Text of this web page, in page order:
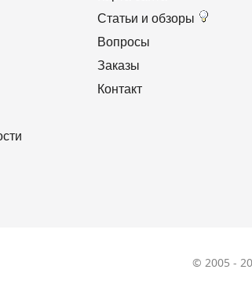
Статьи и обзоры
Вопросы
Заказы
Контакт
© 2005 -